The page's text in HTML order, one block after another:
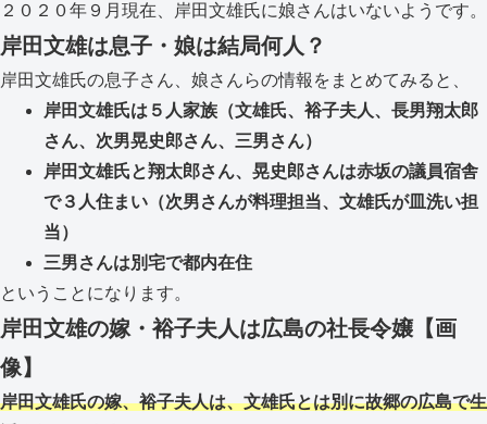
２０２０年９月現在、岸田文雄氏に娘さんはいないようです。
岸田文雄は息子・娘は結局何人？
岸田文雄氏の息子さん、娘さんらの情報をまとめてみると、
岸田文雄氏は５人家族（文雄氏、裕子夫人、長男翔太郎
さん、次男晃史郎さん、三男さん）
岸田文雄氏と翔太郎さん、晃史郎さんは赤坂の議員宿舎
で３人住まい（次男さんが料理担当、文雄氏が皿洗い担
当）
三男さんは別宅で都内在住
ということになります。
岸田文雄の嫁・裕子夫人は広島の社長令嬢【画
像】
岸田文雄氏の嫁、裕子夫人は、文雄氏とは別に故郷の広島で生